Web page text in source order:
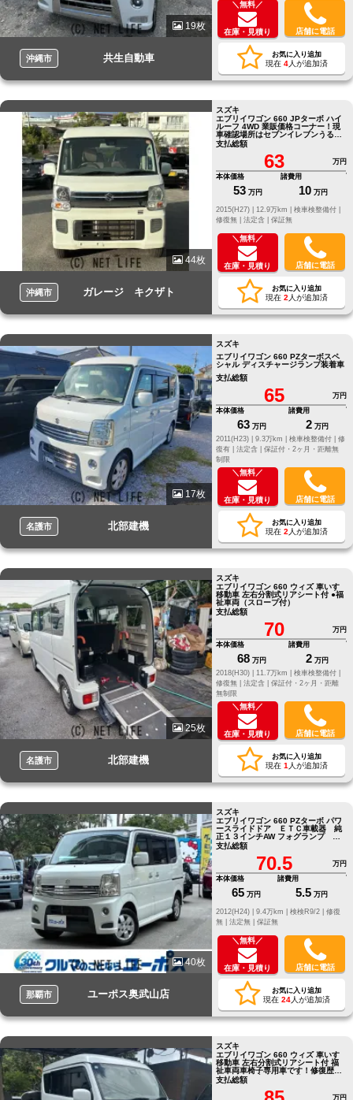
19枚
沖縄市 共生自動車
＼無料／
在庫・見積り 店舗に電話
お気に入り追加
現在 4人が追加済
44枚
沖縄市 ガレージ キクザト
スズキ
エブリイワゴン 660 JPターボ ハイ
ルーフ 4WD 業販価格コーナー！現
車確認場所はセブンイレブンうるま
宮里店向かい側にございます。
支払総額
63
万円
本体価格
53 万円
諸費用
10 万円
修復無 | 法定含 | 保証無
＼無料／
在庫・見積り 店舗に電話
お気に入り追加
現在 2 人が追加済
17枚
名護市 北部建機
スズキ
エブリイワゴン 660 PZターボスペ
シャル ディスチャージランプ装着車
支払総額
65
万円
本体価格
63 万円
諸費用
2 万円
2011(H23) |
9.3万km | 検車検整備付 | 修
復有 | 法定含 | 保証付・2ヶ月・距離無
制限
＼無料／
在庫・見積り 店舗に電話
お気に入り追加
現在 2 人が追加済
25枚
名護市 北部建機
スズキ
エブリイワゴン 660 ウィズ 車いす
移動車 左右分割式リアシート付 ●福
祉車両（スロープ付）
支払総額
70
万円
本体価格
68 万円
諸費用
2 万円
2018(H30) |
11.7万km |
検車検整備付 |
修復無 | 法定含 | 保証付・2ヶ月・距離
無制限
＼無料／
在庫・見積り 店舗に電話
お気に入り追加
現在 1 人が追加済
40枚
那覇市 ユーポス奥武山店
スズキ
エブリイワゴン 660 PZターボ パワ
ースライドドア ＥＴＣ車載器 純
正１３インチAW フォグランプ キ
ーレス パワーウィンドウ
支払総額
70.5
万円
本体価格
65 万円
諸費用
5.5 万円
修復
無 | 法定無 | 保証無
＼無料／
在庫・見積り 店舗に電話
お気に入り追加
現在 24人が追加済
スズキ
エブリイワゴン 660 ウィズ 車いす
移動車 左右分割式リアシート付 福
祉車両車椅子専用車です！修復歴は
無しです一度ご来店お待ちしていま
す
支払総額
万円